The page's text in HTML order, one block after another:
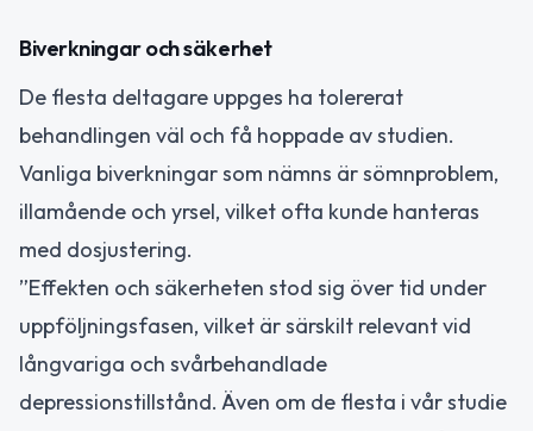
Biverkningar och säkerhet
De flesta deltagare uppges ha tolererat
behandlingen väl och få hoppade av studien.
Vanliga biverkningar som nämns är sömnproblem,
illamående och yrsel, vilket ofta kunde hanteras
med dosjustering.
”Effekten och säkerheten stod sig över tid under
uppföljningsfasen, vilket är särskilt relevant vid
långvariga och svårbehandlade
depressionstillstånd. Även om de flesta i vår studie